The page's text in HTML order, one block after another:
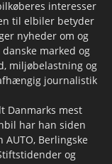
interesser
til elbiler betyder
nyheder om og
marked og
miljøbelastning og
journalistik
Danmarks mest
har han siden
Berlingske
og